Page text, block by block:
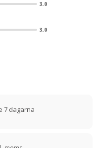
3.0
3.0
7 dagarna